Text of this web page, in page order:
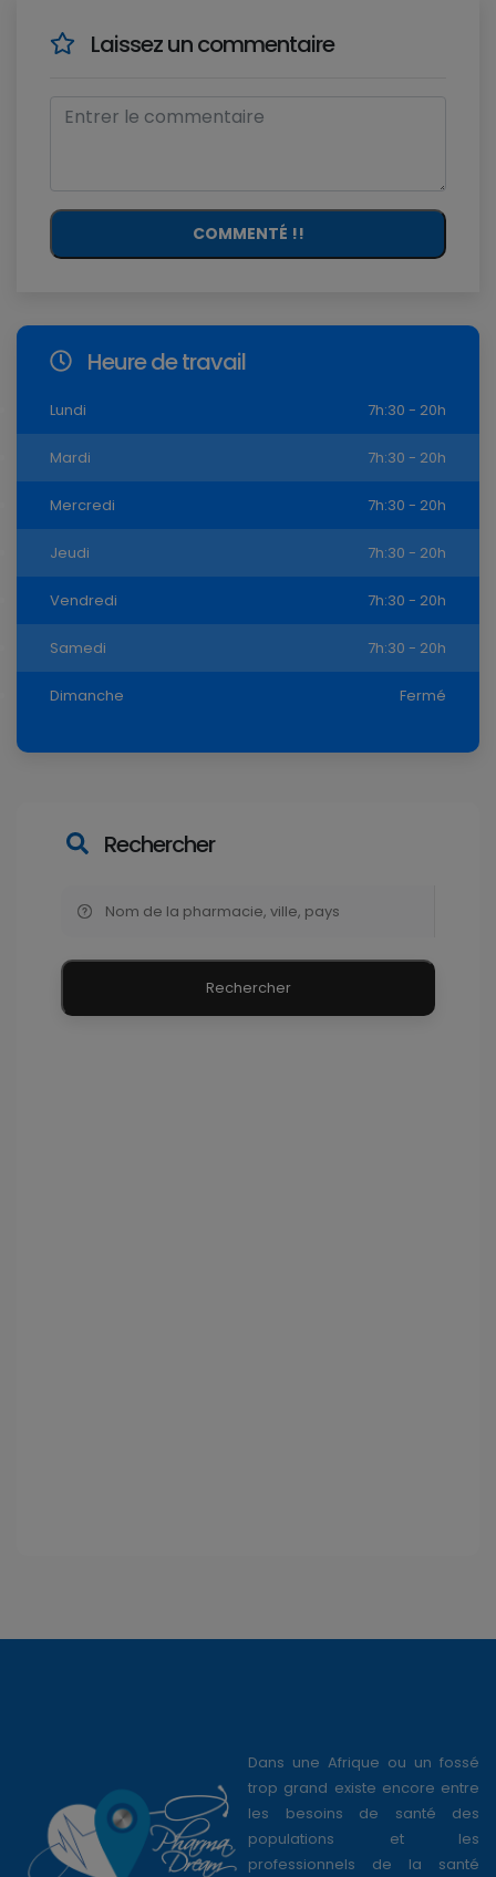
Laissez un commentaire
COMMENTÉ !!
Heure de travail
Lundi 7h:30 - 20h
Mardi 7h:30 - 20h
Mercredi 7h:30 - 20h
Jeudi 7h:30 - 20h
Vendredi 7h:30 - 20h
Samedi 7h:30 - 20h
Dimanche Fermé
Rechercher
Rechercher
Dans une Afrique ou un fossé
trop grand existe encore entre
les besoins de santé des
populations et les
professionnels de la santé